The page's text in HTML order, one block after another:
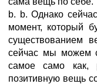
b. b. Однако
момент, который
существованием
сейчас мы можем
сaмое самo как,
позитивную вещь